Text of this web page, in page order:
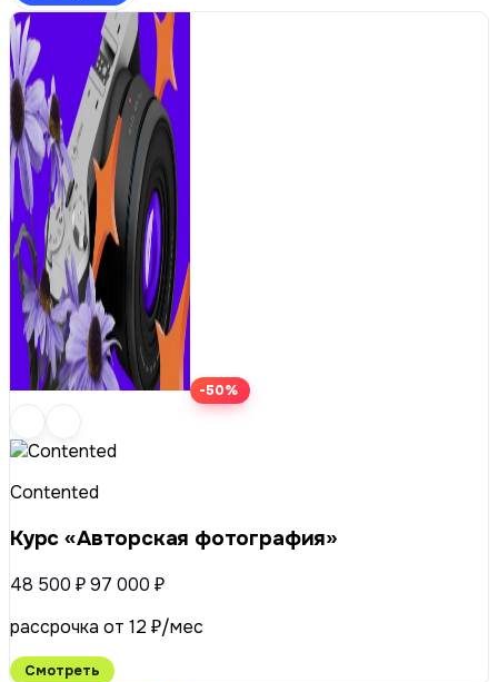
-50%
Contented
Курс «Авторская фотография»
48 500 ₽97 000 ₽
рассрочка от 12 ₽/мес
Смотреть